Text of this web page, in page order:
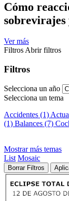
Cómo
sobrevirajes
Ver más
Filtros Abrir filtros
Filtros
Selecciona un año
Selecciona un tema
Accidentes (1)
(1) Balances (7)
Mostrar más temas
List Mosaic
Borrar Filtros